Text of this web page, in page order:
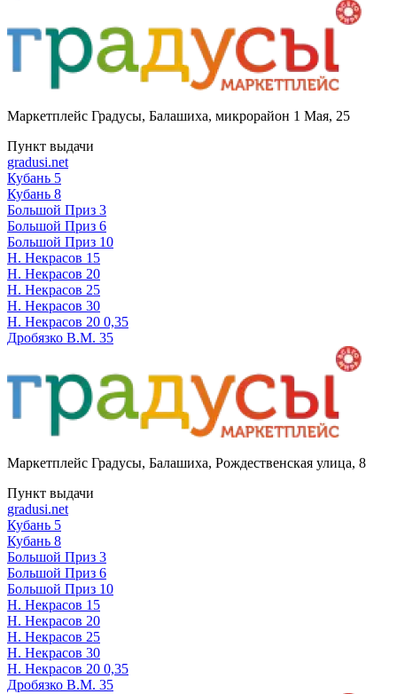
Маркетплейс Градусы, Балашиха, микрорайон 1 Мая, 25
Пункт выдачи
gradusi.net
Кубань 5
Кубань 8
Большой Приз 3
Большой Приз 6
Большой Приз 10
Н. Некрасов 15
Н. Некрасов 20
Н. Некрасов 25
Н. Некрасов 30
Н. Некрасов 20 0,35
Дробязко В.М. 35
Маркетплейс Градусы, Балашиха, Рождественская улица, 8
Пункт выдачи
gradusi.net
Кубань 5
Кубань 8
Большой Приз 3
Большой Приз 6
Большой Приз 10
Н. Некрасов 15
Н. Некрасов 20
Н. Некрасов 25
Н. Некрасов 30
Н. Некрасов 20 0,35
Дробязко В.М. 35